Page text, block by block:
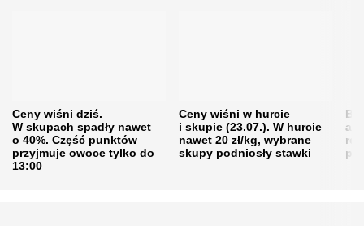
Ceny wiśni dziś.
W skupach spadły nawet
o 40%. Część punktów
przyjmuje owoce tylko do
13:00
Ceny wiśni w hurcie
i skupie (23.07.). W hurcie
nawet 20 zł/kg, wybrane
skupy podniosły stawki